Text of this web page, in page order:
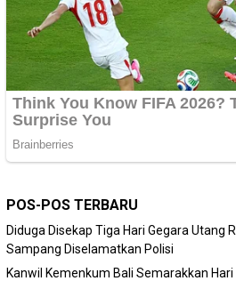
POS-POS TERBARU
Diduga Disekap Tiga Hari Gegara Utang
Sampang Diselamatkan Polisi
Kanwil Kemenkum Bali Semarakkan